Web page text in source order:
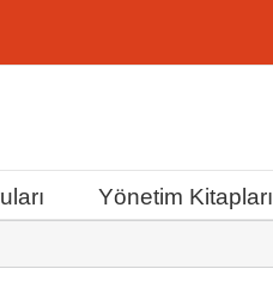
Yönetim Kitapları